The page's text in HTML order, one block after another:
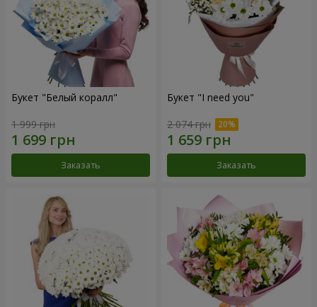
Букет "Белый коралл"
1 999 грн
Заказать
Букет "I need you"
2 074 грн
Заказать